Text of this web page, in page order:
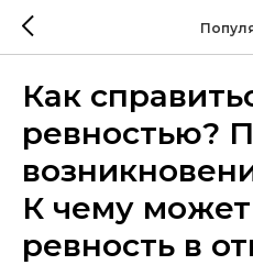
Как
ревностью?
К чему
ревность в